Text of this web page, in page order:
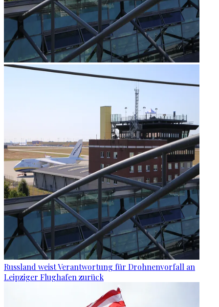
Russland weist Verantwortung für Drohnenvorfall an
Leipziger Flughafen zurück